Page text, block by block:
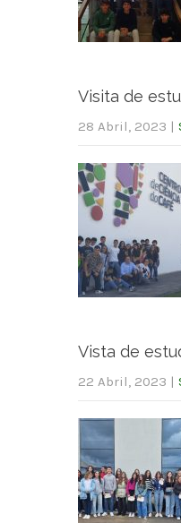
Visita de
28 Abril, 2023 |
Vista de
22 Abril, 2023 |